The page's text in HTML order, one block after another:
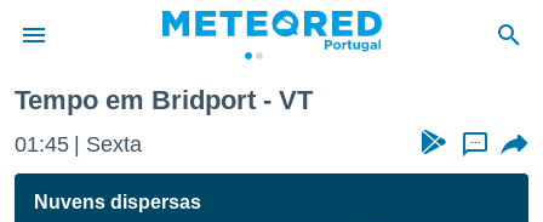
da
foi
Tempo em Bridport - VT
01:45 Sexta ...
Nuvens dispersas